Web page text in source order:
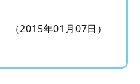
（2015年01月07日）